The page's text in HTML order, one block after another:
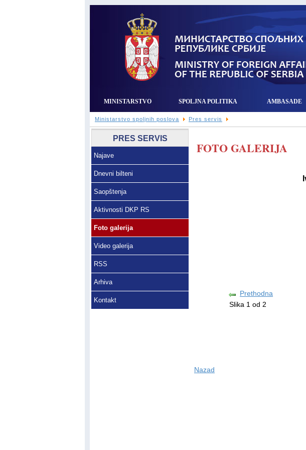
MINISTARSTVO SPOLJNA POLITIKA AMBASADE
Ministarstvo spoljnih poslova Pres servis
PRES SERVIS
Najave
Dnevni bilteni
Saopštenja
Aktivnosti DKP RS
Foto galerija
Video galerija
RSS
Arhiva
Kontakt
FOTO GALERIJA
Prethodna
Slika 1 od 2
Nazad